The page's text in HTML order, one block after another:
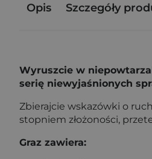
Opis Szczegóły
Wyruszcie w
serię niewyjaśnionych
Zbierajcie wskazówki o
stopniem złożoności,
Graz zawiera: